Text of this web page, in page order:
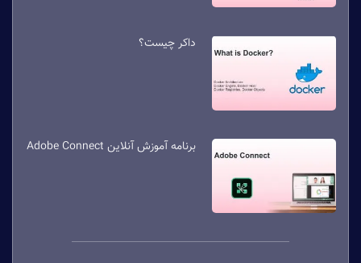
داکر چیست؟
برنامه آموزش آنلاین Adobe Connect